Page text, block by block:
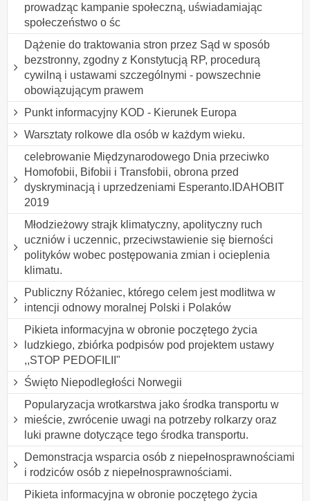
prowadząc kampanie społeczną, uświadamiając
społeczeństwo o śc
Dążenie do traktowania stron przez Sąd w sposób
bezstronny, zgodny z Konstytucją RP, procedurą
cywilną i ustawami szczególnymi - powszechnie
obowiązującym prawem
Punkt informacyjny KOD - Kierunek Europa
Warsztaty rolkowe dla osób w każdym wieku.
celebrowanie Międzynarodowego Dnia przeciwko
Homofobii, Bifobii i Transfobii, obrona przed
dyskryminacją i uprzedzeniami Esperanto.IDAHOBIT
2019
Młodzieżowy strajk klimatyczny, apolityczny ruch
uczniów i uczennic, przeciwstawienie się bierności
polityków wobec postępowania zmian i ocieplenia
klimatu.
Publiczny Różaniec, którego celem jest modlitwa w
intencji odnowy moralnej Polski i Polaków
Pikieta informacyjna w obronie poczętego życia
ludzkiego, zbiórka podpisów pod projektem ustawy
,,STOP PEDOFILII"
Święto Niepodległości Norwegii
Popularyzacja wrotkarstwa jako środka transportu w
mieście, zwrócenie uwagi na potrzeby rolkarzy oraz
luki prawne dotyczące tego środka transportu.
Demonstracja wsparcia osób z niepełnosprawnościami
i rodziców osób z niepełnosprawnościami.
Pikieta informacyjna w obronie poczętego życia